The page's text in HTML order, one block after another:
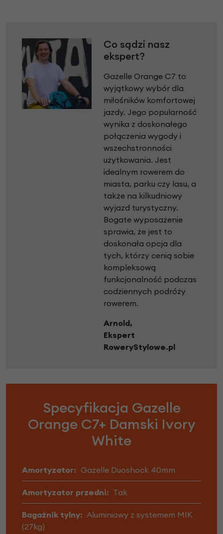
Co sądzi nasz
ekspert?
Gazelle Orange C7 to
wyjątkowy wybór dla
miłośników komfortowej
jazdy. Jego popularność
wynika z doskonałego
połączenia wygody i
wszechstronności
użytkowania. Jest
idealnym rowerem do
miasta, parku czy lasu, a
także na kilkudniowy
wyjazd turystyczny.
Bogate wyposażenie
sprawia, że jest to
doskonała opcja dla
tych, którzy cenią sobie
kompleksową
funkcjonalność podczas
codziennych podróży
rowerem.
Arnold,
Ekspert
RoweryStylowe.pl
Specyfikacja Gazelle
Orange C7+ Damski Ivory
White
Amortyzator: Gazelle Duoshock 40mm
Amortyzator przedni: Tak
Bagażnik tylny: Aluminiowy z systemem MIK
(27kg)